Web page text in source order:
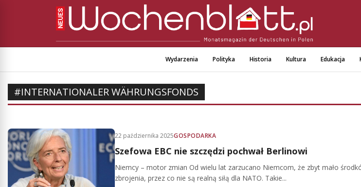
Wydarzenia Polityka Historia Kultura Edukacja
#INTERNATIONALER WÄHRUNGSFONDS
22 października 2025GOSPODARKA
Szefowa EBC nie szczędzi pochwał Berlinowi
Niemcy – motor zmian Od wielu lat zarzucano Niemcom, że zbyt mało
zbrojenia, przez co nie są realną siłą dla NATO. Takie...